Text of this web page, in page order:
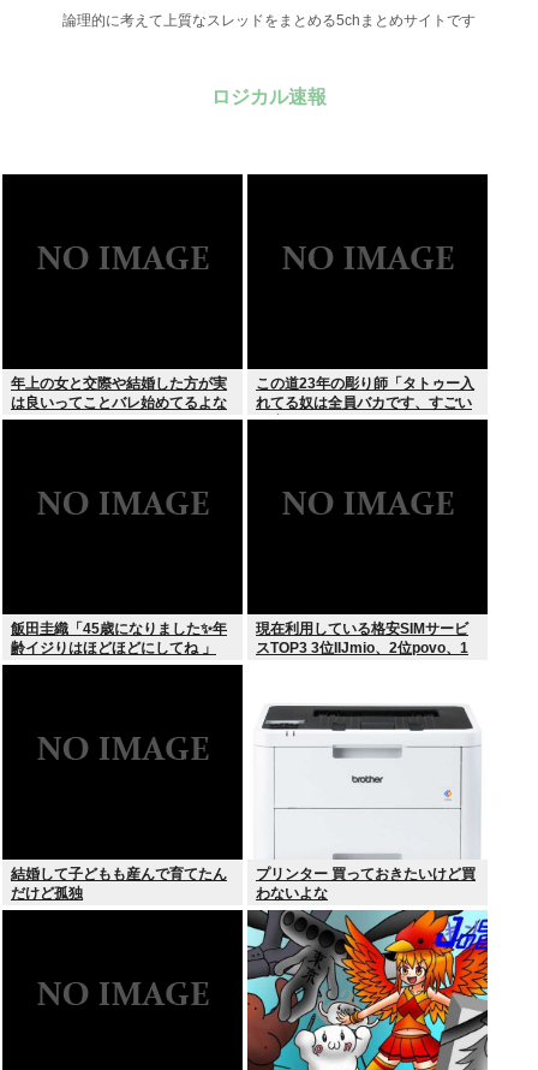
論理的に考えて上質なスレッドをまとめる5chまとめサイトです
ロジカル速報
年上の女と交際や結婚した方が実
は良いってことバレ始めてるよな
この道23年の彫り師「タトゥー入
れてる奴は全員バカです、すごい
民度低い」
飯田圭織「45歳になりました✨年
齢イジりはほどほどにしてね 」
現在利用している格安SIMサービ
スTOP3 3位IIJmio、2位povo、1
結婚して子どもも産んで育てたん
だけど孤独
プリンター 買っておきたいけど買
わないよな